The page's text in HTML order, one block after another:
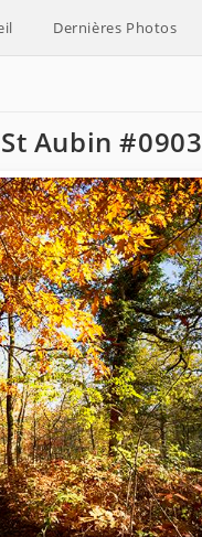
Dernières Photos
Aubin #0903